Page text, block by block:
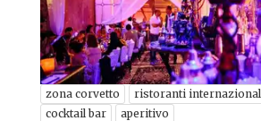
zona corvetto ristoranti
cocktail bar
aperitivo